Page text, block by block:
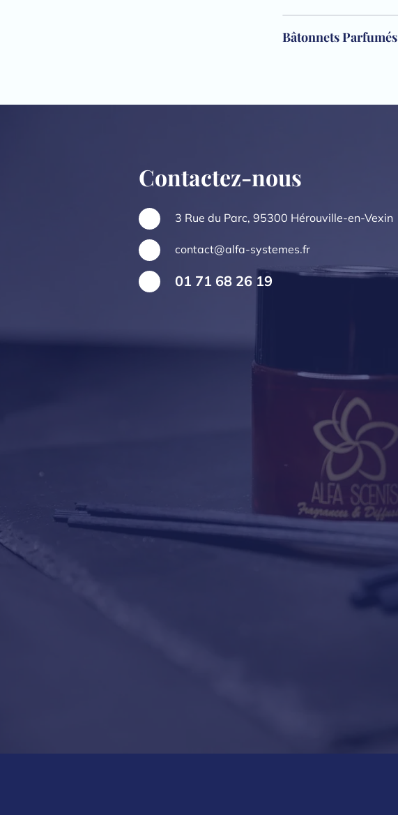
Bâtonnets Parfumés
Contactez-nous
3 Rue du Parc, 95300 Hérouville-en-Vexin
contact@alfa-systemes.fr
01 71 68 26 19